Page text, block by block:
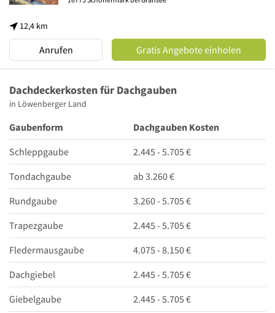
12,4 km
Anrufen Gratis Angebote einholen
Dachdeckerkosten für Dachgauben
in Löwenberger Land
Gaubenform
Dachgauben Kosten
Schleppgaube
2.445 - 5.705 €
Tondachgaube
ab 3.260 €
Rundgaube
3.260 - 5.705 €
Trapezgaube
2.445 - 5.705 €
Fledermausgaube
4.075 - 8.150 €
Dachgiebel
2.445 - 5.705 €
Giebelgaube
2.445 - 5.705 €